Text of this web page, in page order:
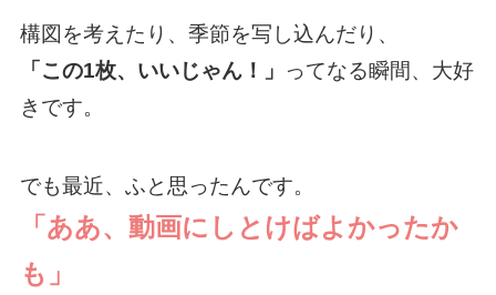
構図を考えたり、季節を写し込んだり、
「この1枚、いいじゃん！」
ってなる瞬間、大好
きです。
でも最近、ふと思ったんです。
「ああ、動画にしとけばよかったか
も」